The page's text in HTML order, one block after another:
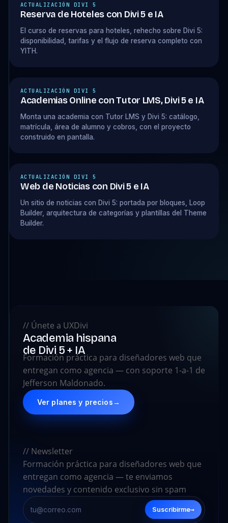
ACTUALIZACIÓN DIVI 5
Reserva de Hoteles con Divi 5 e IA
El curso de reservas para hoteles, rehecho sobre Divi 5:
disponibilidad, tarifas y el flujo de reserva completo con
YITH.
ACTUALIZACIÓN DIVI 5
Academias Online con Tutor LMS, Divi 5 e IA
Monta una academia con Tutor LMS y Divi 5: catálogo,
matrícula, área de alumno y cobros, con el proyecto
construido en pantalla.
ACTUALIZACIÓN DIVI 5
Web de Noticias con Divi 5 e IA
Un sitio de noticias con Divi 5: portada por bloques, Loop
Builder, arquitectura de categorías y plantillas del Theme
Builder.
// Únete a UXDivi
Academia hispana
de Divi 5 + IA
Formación práctica para diseñadores web que
entregan como agencia — con soporte 1-a-1 de
Jefferson Maldonado.
Ver planes y precios→
// Newsletter
Formación práctica para diseñadores web que
entregan como agencia — te enviamos
novedades y contenido exclusivo sin spam
Suscribirme→